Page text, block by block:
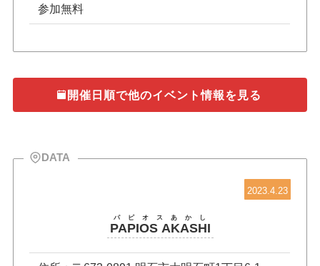
参加無料
開催日順で他のイベント情報を見る
DATA
2023.4.23
PAPIOS AKASHI
パピオスあかし